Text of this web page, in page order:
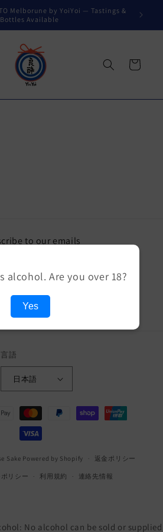
Melborune by YoiYoi — Tastings &
Bottles Available
ー
to our emails
FacebookInstagram
言語
日本語
Sake Powered by Shopify 返金ポリシー
リシー 利用規約 連絡先情報
No alcohol can be sold or supplied
alcohol. Are you over 18?
Yes